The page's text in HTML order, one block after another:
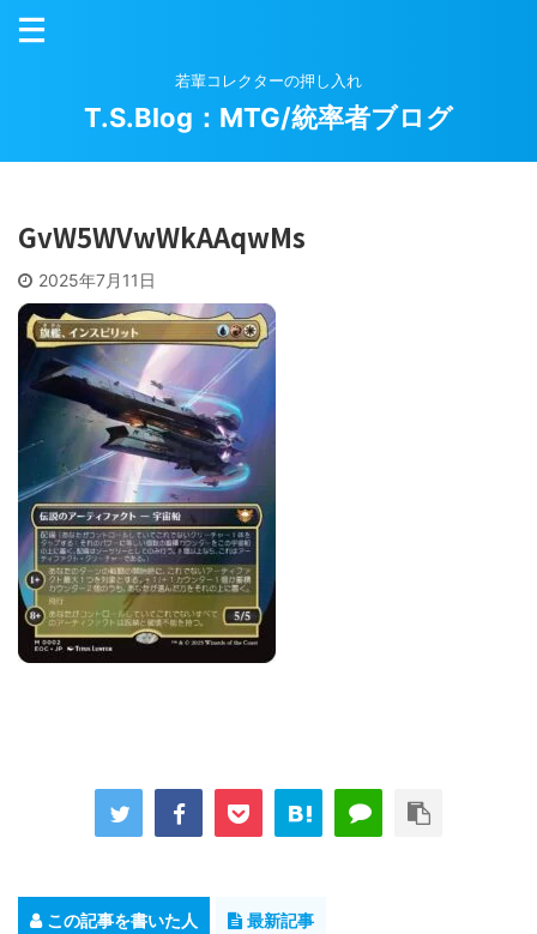
若輩コレクターの押し入れ
T.S.Blog：MTG/統率者ブログ
GvW5WVwWkAAqwMs
2025年7月11日
この記事を書いた人 最新記事